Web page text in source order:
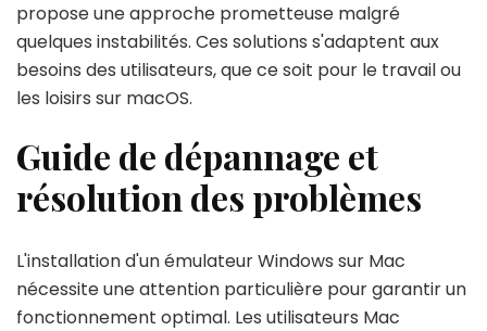
propose une approche prometteuse malgré
quelques instabilités. Ces solutions s'adaptent aux
besoins des utilisateurs, que ce soit pour le travail ou
les loisirs sur macOS.
Guide de dépannage et
résolution des problèmes
L'installation d'un émulateur Windows sur Mac
nécessite une attention particulière pour garantir un
fonctionnement optimal. Les utilisateurs Mac